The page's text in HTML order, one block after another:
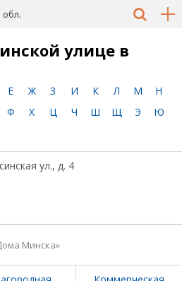
улице в
Е Ж З И К Л М
Н
Ф Х Ц Ч Ш Щ Э
Ю
ул., д. 4
Минска»